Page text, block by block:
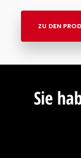
ZU DEN
Sie